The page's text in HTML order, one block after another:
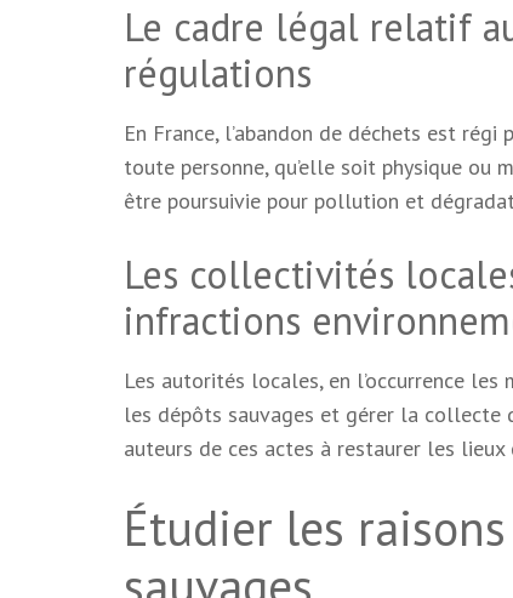
Le cadre légal relatif
régulations
En France, l’abandon de déchets est
toute personne, qu’elle soit physique ou
être poursuivie pour pollution et
Les collectivités
infractions
Les autorités locales, en l’occurrence
les dépôts sauvages et gérer la collecte
auteurs de ces actes à restaurer les
Étudier les